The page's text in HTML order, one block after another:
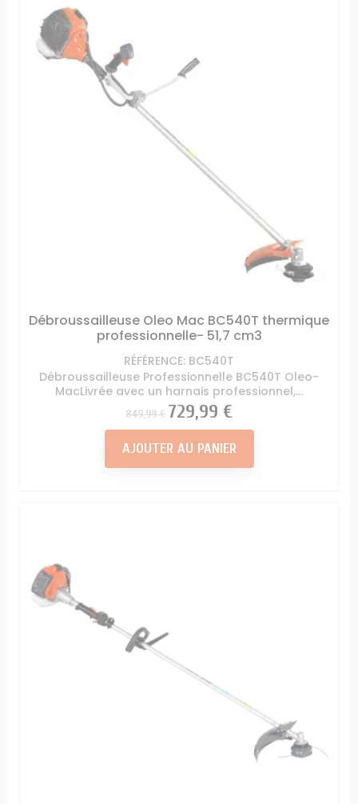
Débroussailleuse Oleo Mac BC540T thermique
professionnelle- 51,7 cm3
RÉFÉRENCE: BC540T
Débroussailleuse Professionnelle BC540T Oleo-
MacLivrée avec un harnais professionnel,...
Prix
849,99 € Prix
729,99 €
AJOUTER AU PANIER